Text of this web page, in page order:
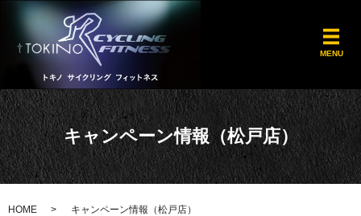
MENU
キャンペーン情報（松戸店）
HOME キャンペーン情報（松戸店）